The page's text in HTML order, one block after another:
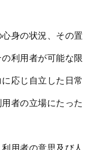
身の状況、その置
利用者が可能な限
応じ自立した日常
者の立場にたった
用者の意思及び人